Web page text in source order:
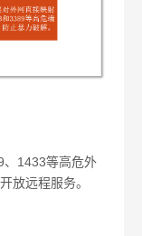
、1433等高危外
放远程服务。